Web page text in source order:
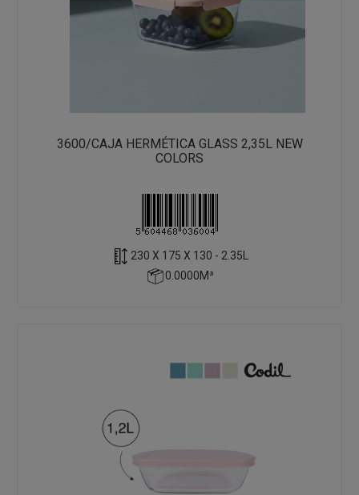
3600/CAJA HERMÉTICA GLASS 2,35L NEW
COLORS
230 X 175 X 130 - 2.35L
0.0000M³